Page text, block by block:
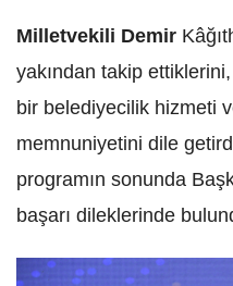
Milletvekili Demir
yakından takip
bir belediyecilik hizmeti
memnuniyetini dile
programın sonunda
başarı dileklerinde